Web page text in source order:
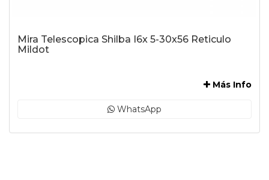
Mira Telescopica Shilba I6x 5-30x56 Reticulo
Mildot
Más Info
WhatsApp